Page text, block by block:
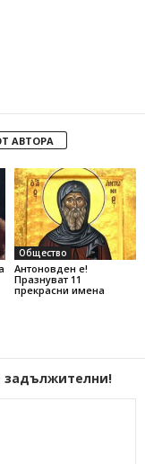
АВТОРА
Общество
Антоновден е!
Празнуват 11
прекрасни имена
задължителни!